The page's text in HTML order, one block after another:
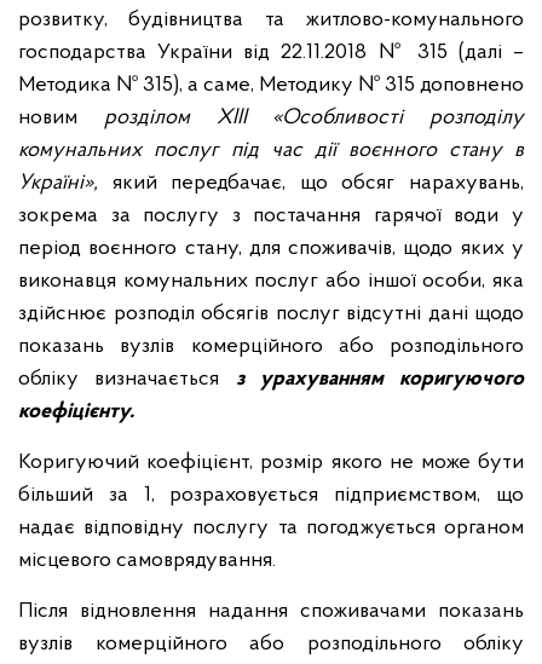
розвитку, будівництва та житлово-комунального
господарства України від 22.11.2018 № 315 (далі –
Методика № 315), а саме, Методику № 315 доповнено
новим розділом ХIII «Особливості розподілу
комунальних послуг під час дії воєнного стану в
Україні», який передбачає, що
обсяг нарахувань,
зокрема за послугу з постачання гарячої води у
період воєнного стану, для споживачів, щодо яких у
виконавця комунальних послуг або іншої особи, яка
здійснює розподіл обсягів послуг відсутні дані щодо
показань вузлів комерційного або розподільного
обліку визначається з урахуванням коригуючого
коефіцієнту.
Коригуючий коефіцієнт, розмір якого не може бути
більший за 1, розраховується підприємством, що
надає відповідну послугу та погоджується органом
місцевого самоврядування.
Після відновлення надання споживачами показань
вузлів комерційного або розподільного обліку